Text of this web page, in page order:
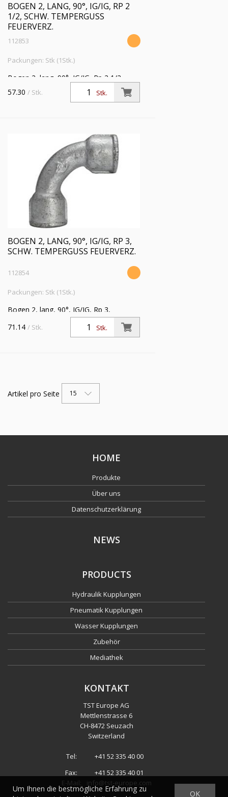
BOGEN 2, LANG, 90°, IG/IG, RP 2
1/2, SCHW. TEMPERGUSS
FEUERVERZ.
112853
Packungen: Stk (1Stk.)
Bogen 2, lang, 90°, IG/IG, Rp 2 1/2,
Betriebstemperatur -20 °C bis 300 °C,
schwarzer Temperguss, feuerverzinkt,
Stk.
57.30 / Stk.
BOGEN 2, LANG, 90°, IG/IG, RP 3,
SCHW. TEMPERGUSS FEUERVERZ.
112854
Packungen: Stk (1Stk.)
Bogen 2, lang, 90°, IG/IG, Rp 3,
Betriebstemperatur -20 °C bis 300 °C,
schwarzer Temperguss, feuerverzinkt,
Stk.
71.14 / Stk.
Artikel pro Seite 15
HOME
Produkte
Über uns
Datenschutzerklärung
NEWS
PRODUCTS
Hydraulik Kupplungen
Pneumatik Kupplungen
Wasser Kupplungen
Zubehör
Mediathek
KONTAKT
TST Europe AG
Mettlenstrasse 6
CH-8472 Seuzach
Switzerland
Tel:
+41 52 335 40 00
Fax:
+41 52 335 40 01
E-Mail:
info@tst-europe.com
OK
Um Ihnen die bestmögliche Erfahrung zu